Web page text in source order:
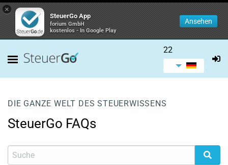
×
SteuerGo App
forium GmbH
kostenlos - In Google Play
Ansehen
22
DIE GANZE WELT DES STEUERWISSENS
SteuerGo FAQs